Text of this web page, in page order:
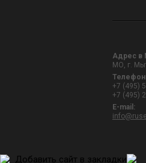
Адрес в
МО, г.
+7 (495)
+7 (495)
E-mail:
Добавить сайт в закладки